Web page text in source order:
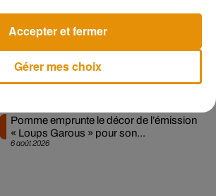
Angèle et Amélie Lens dévoilent leur
collaboration tant attendue
6 août 2026
Pomme emprunte le décor de l’émission
« Loups Garous » pour son...
Gérer mes choix
Accepter et fermer